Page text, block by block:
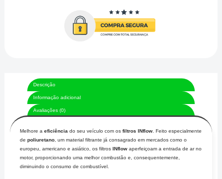
Descrição
Informação adicional
Avaliações (0)
Melhore aeficiênciado seu veículo com osfiltros INflow. Feito especialmente
depoliuretano, um material filtrante já consagrado em mercados como o
europeu, americano e asiático, os filtrosINflowaperfeiçoam a entrada de ar no
motor, proporcionando uma melhor combustão e, consequentemente,
diminuindo o consumo de combustível.